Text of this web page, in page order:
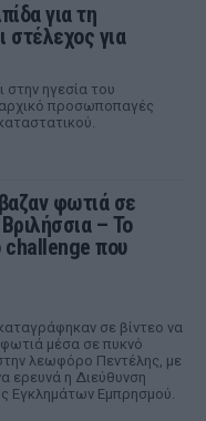
για τη
στέλεχος για
ηγεσία του
προσωποπαγές
φωτιά σε
– Το
challenge που
σε βίντεο να
φωτιά μέσα σε πυκνό
λεωφόρο Πεντέλης, με
ερευνά η Διεύθυνση
Εγκλημάτων Εμπρησμού.